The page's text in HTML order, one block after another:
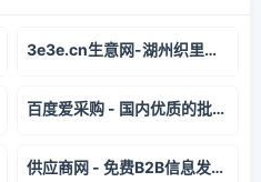
3e3e.cn生意网-湖州织里童装-童装货源批发
百度爱采购 - 国内优质的批发采购平台、货源批发网、进货渠道
供应商网 - 免费B2B信息发布网站，百度爱采购官方合作平台